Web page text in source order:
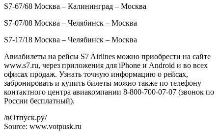
S7-67/68 Москва – Калининград – Москва
S7-07/08 Москва – Челябинск – Москва
S7-17/18 Москва – Челябинск – Москва
Авиабилеты на рейсы S7 Airlines можно приобрести на сайте
www.s7.ru, через приложения для iPhone и Android и во всех
офисах продаж. Узнать точную информацию о рейсах,
забронировать и купить билеты можно также по телефону
контактного центра авиакомпании 8-800-700-07-07 (звонок по
России бесплатный).
/вОтпуск.ру/
Source: www.votpusk.ru